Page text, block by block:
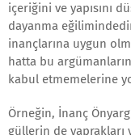
içeriğini ve yapısını
dayanma
inançlarına uygun
hatta bu
kabul etmemelerine
Örneğin, İnanç
güllerin de yaprakları